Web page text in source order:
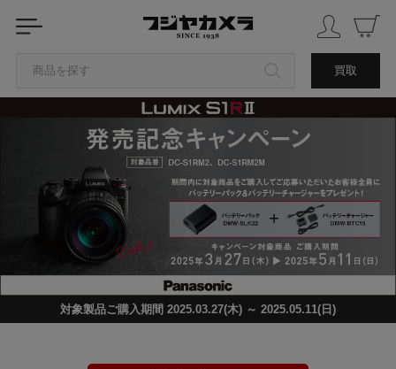
商品を探す 買取
カテゴリから探す
ブランドから探す
中古品を探す
対象製品ご購入期間 2025.03.27(木) ～ 2025.05.11(日)